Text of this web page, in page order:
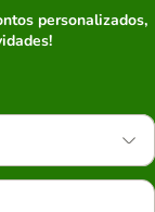
personalizados,